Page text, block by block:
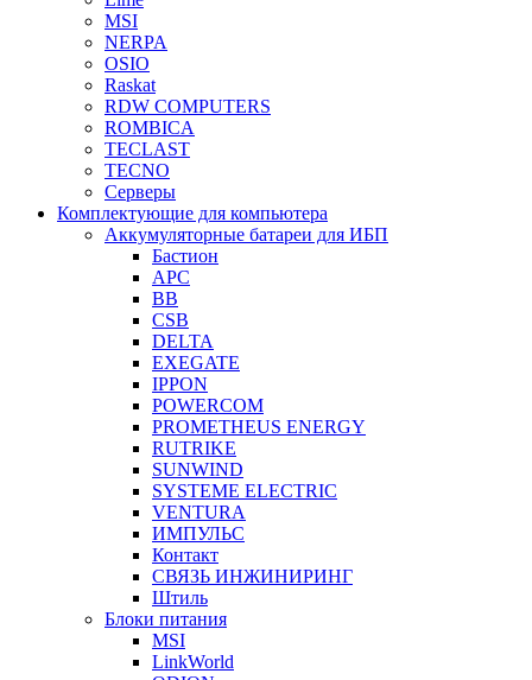
MSI
NERPA
OSIO
Raskat
RDW COMPUTERS
ROMBICA
TECLAST
TECNO
Серверы
Комплектующие для компьютера
Аккумуляторные батареи для ИБП
Бастион
APC
BB
CSB
DELTA
EXEGATE
IPPON
POWERCOM
PROMETHEUS ENERGY
RUTRIKE
SUNWIND
SYSTEME ELECTRIC
VENTURA
ИМПУЛЬС
Контакт
СВЯЗЬ ИНЖИНИРИНГ
Штиль
Блоки питания
MSI
LinkWorld